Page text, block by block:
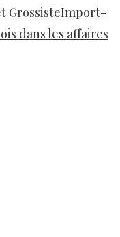
GrossisteImport-
dans les affaires